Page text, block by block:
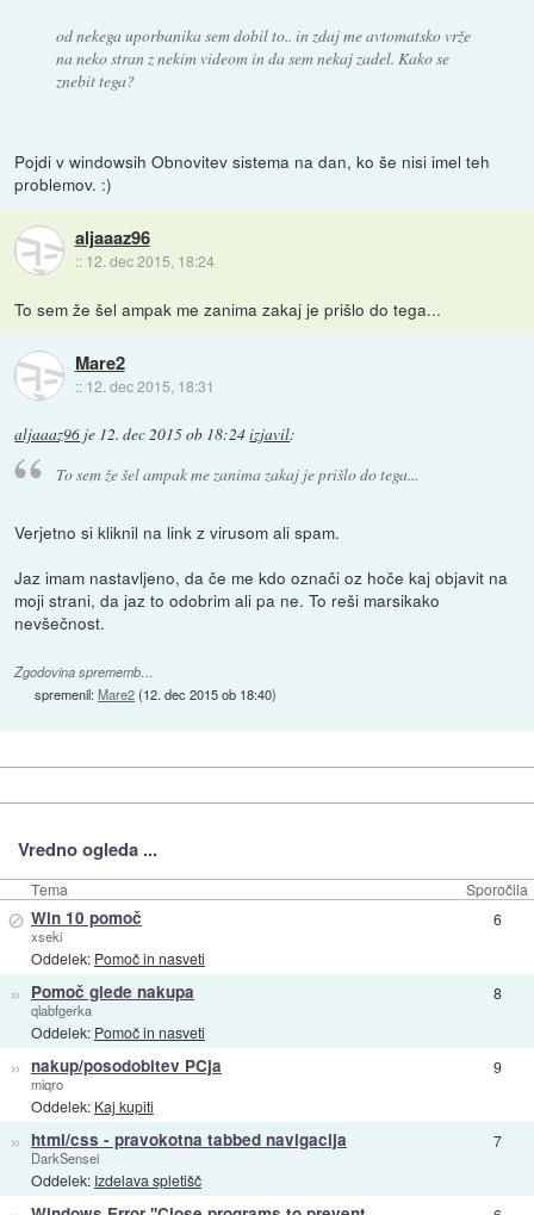
od nekega uporbanika sem dobil to.. in zdaj me avtomatsko vrže
na neko stran z nekim videom in da sem nekaj zadel. Kako se
znebit tega?
Pojdi v windowsih Obnovitev sistema na dan, ko še nisi imel teh
problemov. :)
aljaaaz96
:: 12. dec 2015, 18:24
To sem že šel ampak me zanima zakaj je prišlo do tega...
Mare2
:: 12. dec 2015, 18:31
aljaaaz96 je 12. dec 2015 ob 18:24izjavil:
To sem že šel ampak me zanima zakaj je prišlo do tega...
Verjetno si kliknil na link z virusom ali spam.
Jaz imam nastavljeno, da če me kdo označi oz hoče kaj objavit na
moji strani, da jaz to odobrim ali pa ne. To reši marsikako
nevšečnost.
Zgodovina sprememb…
spremenil:Mare2(12. dec 2015 ob 18:40)
Vredno ogleda ...
Tema Sporočila
⊘ Win 10 pomoč
xseki
Oddelek: Pomoč in nasveti
6
» Pomoč glede nakupa
qlabfgerka
Oddelek: Pomoč in nasveti
8
» nakup/posodobitev PCja
miqro
Oddelek: Kaj kupiti
9
» html/css - pravokotna tabbed navigacija
DarkSensei
Oddelek: Izdelava spletišč
7